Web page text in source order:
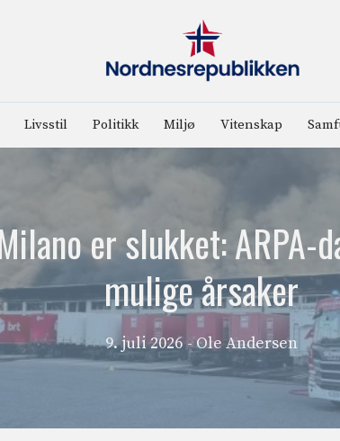
Livsstil Politikk Miljø Vitenskap
er slukket:
mulige årsaker
9. juli 2026 - Ole Andersen